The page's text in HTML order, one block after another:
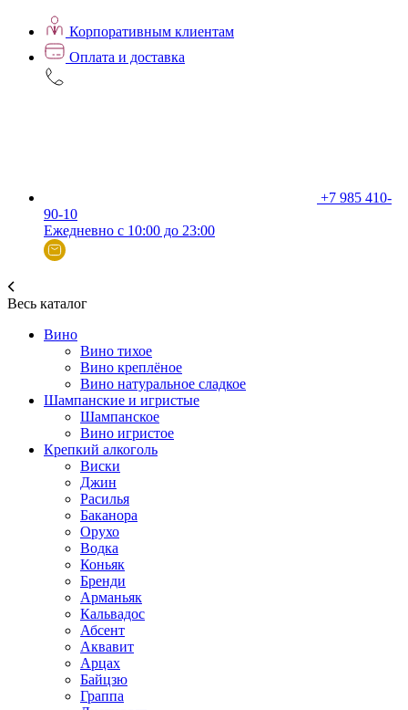
Корпоративным клиентам
Оплата и доставка
+7 985 410-
90-10
Ежедневно с 10:00 до 23:00
Весь каталог
Вино
Вино тихое
Вино креплёное
Вино натуральное сладкое
Шампанские и игристые
Шампанское
Вино игристое
Крепкий алкоголь
Виски
Джин
Расилья
Баканора
Орухо
Водка
Коньяк
Бренди
Арманьяк
Кальвадос
Абсент
Аквавит
Арцах
Байцзю
Граппа